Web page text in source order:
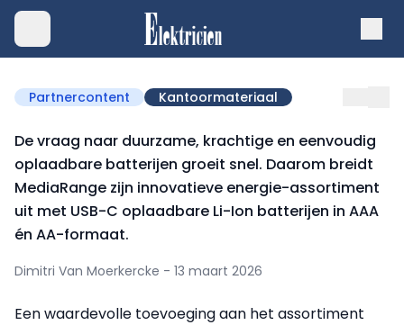
Partnercontent Kantoormateriaal
De vraag naar duurzame, krachtige en eenvoudig
oplaadbare batterijen groeit snel. Daarom breidt
MediaRange zijn innovatieve energie-assortiment
uit met USB-C oplaadbare Li-Ion batterijen in AAA
én AA-formaat.
Dimitri Van Moerkercke - 13 maart 2026
Een waardevolle toevoeging aan het assortiment